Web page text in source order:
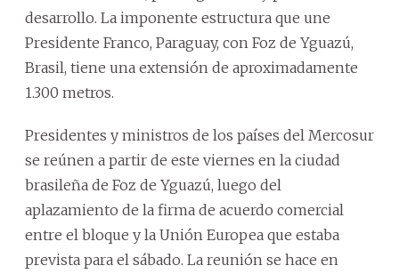
desarrollo. La imponente estructura que une
Presidente Franco, Paraguay, con Foz de Yguazú,
Brasil, tiene una extensión de aproximadamente
1.300 metros.
Presidentes y ministros de los países del Mercosur
se reúnen a partir de este viernes en la ciudad
brasileña de Foz de Yguazú, luego del
aplazamiento de la firma de acuerdo comercial
entre el bloque y la Unión Europea que estaba
prevista para el sábado. La reunión se hace en